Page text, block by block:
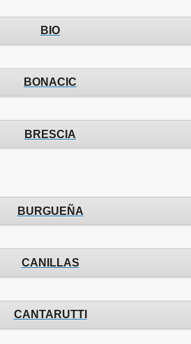
BIO
BONACIC
BRESCIA
BURGUEÑA
CANILLAS
CANTARUTTI